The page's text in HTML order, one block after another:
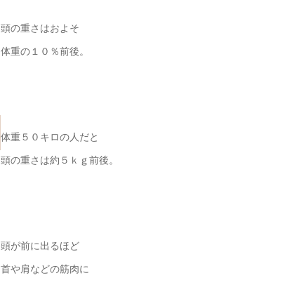
頭の重さはおよそ
体重の１０％前後。
体重５０キロの人だと
頭の重さは約５ｋｇ前後。
頭が前に出るほど
首や肩などの筋肉に